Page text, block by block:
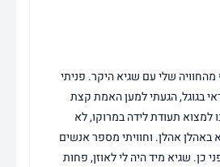
שלי עם שגיא היקר. פניתי
בגוגל, הגעתי למען האמת קצת
תעודת לידה במרוקו, לא
אהלן. וחוויתי מספר אנשים
כן. שגיא מיד היה לי לאוזן, פחות